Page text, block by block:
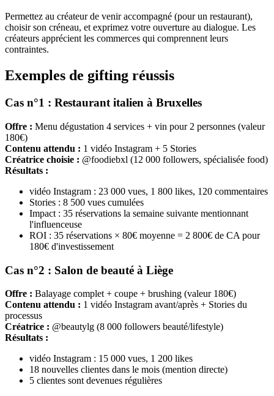
Permettez au créateur de venir accompagné (pour un restaurant),
choisir son créneau, et exprimez votre ouverture au dialogue. Les
créateurs apprécient les commerces qui comprennent leurs
contraintes.
Exemples de gifting réussis
Cas n°1 : Restaurant italien à Bruxelles
Offre : Menu dégustation 4 services + vin pour 2 personnes (valeur
180€)
Contenu attendu : 1 vidéo Instagram + 5 Stories
Créatrice choisie : @foodiebxl (12 000 followers, spécialisée food)
Résultats :
vidéo Instagram : 23 000 vues, 1 800 likes, 120 commentaires
Stories : 8 500 vues cumulées
Impact : 35 réservations la semaine suivante mentionnant
l'influenceuse
ROI : 35 réservations × 80€ moyenne = 2 800€ de CA pour
180€ d'investissement
Cas n°2 : Salon de beauté à Liège
Offre : Balayage complet + coupe + brushing (valeur 180€)
Contenu attendu : 1 vidéo Instagram avant/après + Stories du
processus
Créatrice : @beautylg (8 000 followers beauté/lifestyle)
Résultats :
vidéo Instagram : 15 000 vues, 1 200 likes
18 nouvelles clientes dans le mois (mention directe)
5 clientes sont devenues régulières